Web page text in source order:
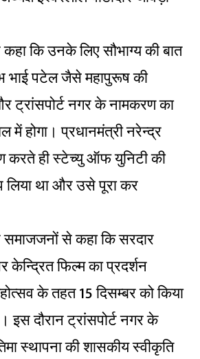
कि उनके लिए सौभाग्य की बात
भाई पटेल जैसे महापुरूष की
ट्रांसपोर्ट नगर के नामकरण का
में होगा। प्रधानमंत्री नरेन्द्र
करते ही स्टेच्यु ऑफ युनिटी की
लिया था और उसे पूरा कर
से कहा कि सरदार
फिल्म का प्रदर्शन
के तहत 15 दिसम्बर को किया
इस दौरान ट्रांसपोर्ट नगर के
स्थापना की शासकीय स्वीकृति